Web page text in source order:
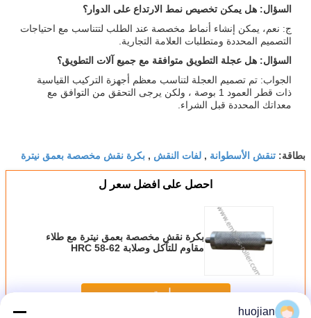
السؤال: هل يمكن تخصيص نمط الارتداع على الدوار؟
ج: نعم، يمكن إنشاء أنماط مخصصة عند الطلب لتتناسب مع احتياجات
التصميم المحددة ومتطلبات العلامة التجارية.
السؤال: هل عجلة التطويق متوافقة مع جميع آلات التطويق؟
الجواب: تم تصميم العجلة لتناسب معظم أجهزة التركيب القياسية
ذات قطر العمود 1 بوصة ، ولكن يرجى التحقق من التوافق مع
معداتك المحددة قبل الشراء.
بطاقة: تنقش الأسطوانة , لفات النقش , بكرة نقش مخصصة بعمق نيترة
احصل على افضل سعر ل
بكرة نقش مخصصة بعمق نيترة مع طلاء
مقاوم للتآكل وصلابة HRC 58-62
استمر
huojian